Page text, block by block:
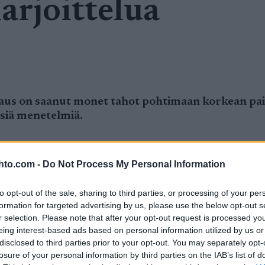
- Do Not Process My Personal Information
opt-out of the sale, sharing to third parties, or processing of your
for targeted advertising by us, please use the below opt-out
selection. Please note that after your opt-out request is processed
interest-based ads based on personal information utilized by us
to third parties prior to your opt-out. You may separately
of your personal information by third parties on the IAB’s list of
on saanut monet tahot pohtimaan korkean
menetelmiä.
norjalaisurheilijoita toistaiseksi
ampumahiihtäjän Sivert Guttorm
löydettiin tiistaina kuolleena